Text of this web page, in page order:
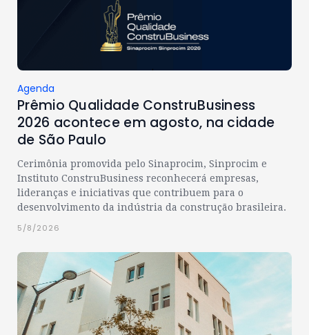
Agenda
Prêmio Qualidade ConstruBusiness
2026 acontece em agosto, na cidade
de São Paulo
Cerimônia promovida pelo Sinaprocim, Sinprocim e
Instituto ConstruBusiness reconhecerá empresas,
lideranças e iniciativas que contribuem para o
desenvolvimento da indústria da construção brasileira.
5/8/2026